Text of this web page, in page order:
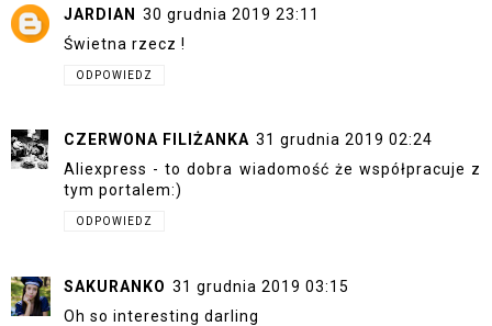
JARDIAN 30 grudnia 2019 23:11
Świetna rzecz !
ODPOWIEDZ
CZERWONA FILIŻANKA 31 grudnia 2019 02:24
Aliexpress - to dobra wiadomość że współpracuje z
tym portalem:)
ODPOWIEDZ
SAKURANKO 31 grudnia 2019 03:15
Oh so interesting darling